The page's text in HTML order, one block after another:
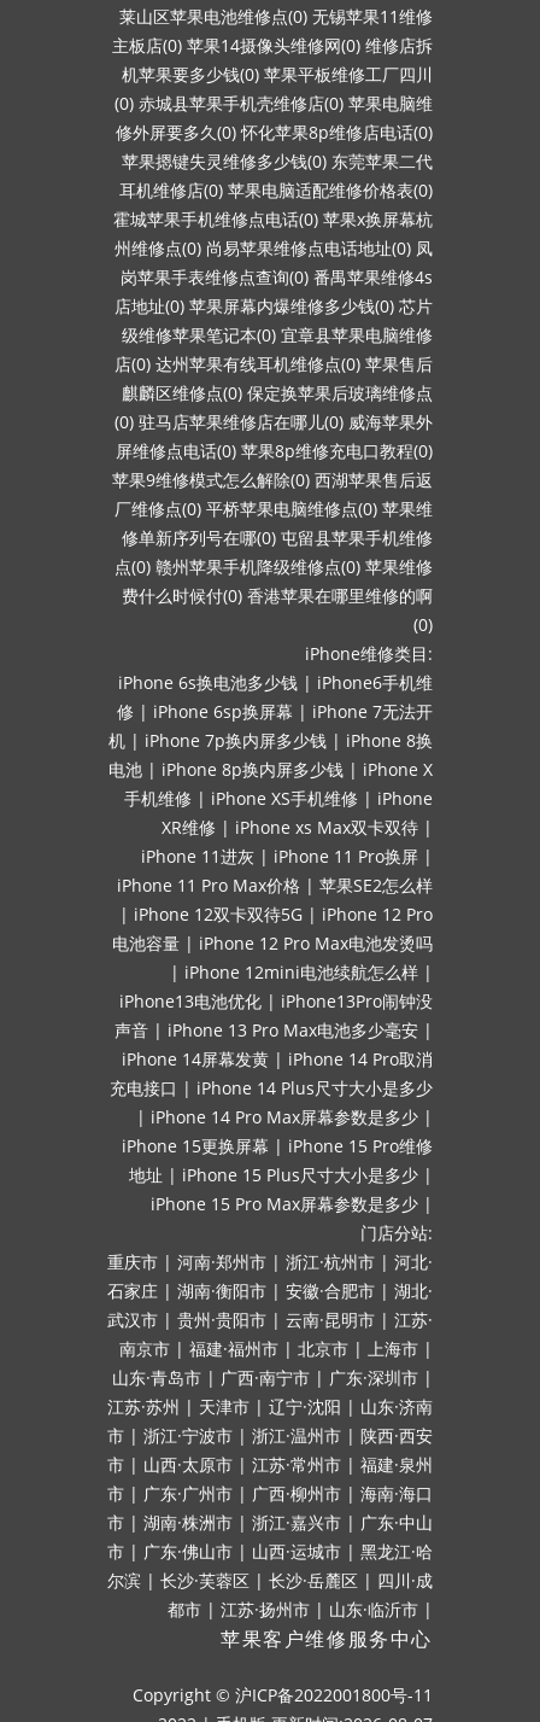
莱山区苹果电池维修点(0) 无锡苹果11维修
主板店(0) 苹果14摄像头维修网(0) 维修店拆
机苹果要多少钱(0) 苹果平板维修工厂四川
(0) 赤城县苹果手机壳维修店(0) 苹果电脑维
修外屏要多久(0) 怀化苹果8p维修店电话(0)
苹果摁键失灵维修多少钱(0) 东莞苹果二代
耳机维修店(0) 苹果电脑适配维修价格表(0)
霍城苹果手机维修点电话(0) 苹果x换屏幕杭
州维修点(0) 尚易苹果维修点电话地址(0) 凤
岗苹果手表维修点查询(0) 番禺苹果维修4s
店地址(0) 苹果屏幕内爆维修多少钱(0) 芯片
级维修苹果笔记本(0) 宜章县苹果电脑维修
店(0) 达州苹果有线耳机维修点(0) 苹果售后
麒麟区维修点(0) 保定换苹果后玻璃维修点
(0) 驻马店苹果维修店在哪儿(0) 威海苹果外
屏维修点电话(0) 苹果8p维修充电口教程(0)
苹果9维修模式怎么解除(0) 西湖苹果售后返
厂维修点(0) 平桥苹果电脑维修点(0) 苹果维
修单新序列号在哪(0) 屯留县苹果手机维修
点(0) 赣州苹果手机降级维修点(0) 苹果维修
费什么时候付(0) 香港苹果在哪里维修的啊
(0)
iPhone维修类目:
iPhone 6s换电池多少钱 | iPhone6手机维
修 | iPhone 6sp换屏幕 | iPhone 7无法开
机 | iPhone 7p换内屏多少钱 | iPhone 8换
电池 | iPhone 8p换内屏多少钱 | iPhone X
手机维修 | iPhone XS手机维修 | iPhone
XR维修 | iPhone xs Max双卡双待 |
iPhone 11进灰 | iPhone 11 Pro换屏 |
iPhone 11 Pro Max价格 | 苹果SE2怎么样
| iPhone 12双卡双待5G | iPhone 12 Pro
电池容量 | iPhone 12 Pro Max电池发烫吗
| iPhone 12mini电池续航怎么样 |
iPhone13电池优化 | iPhone13Pro闹钟没
声音 | iPhone 13 Pro Max电池多少毫安 |
iPhone 14屏幕发黄 | iPhone 14 Pro取消
充电接口 | iPhone 14 Plus尺寸大小是多少
| iPhone 14 Pro Max屏幕参数是多少 |
iPhone 15更换屏幕 | iPhone 15 Pro维修
地址 | iPhone 15 Plus尺寸大小是多少 |
iPhone 15 Pro Max屏幕参数是多少 |
门店分站:
重庆市 | 河南·郑州市 | 浙江·杭州市 | 河北·
石家庄 | 湖南·衡阳市 | 安徽·合肥市 | 湖北·
武汉市 | 贵州·贵阳市 | 云南·昆明市 | 江苏·
南京市 | 福建·福州市 | 北京市 | 上海市 |
山东·青岛市 | 广西·南宁市 | 广东·深圳市 |
江苏·苏州 | 天津市 | 辽宁·沈阳 | 山东·济南
市 | 浙江·宁波市 | 浙江·温州市 | 陕西·西安
市 | 山西·太原市 | 江苏·常州市 | 福建·泉州
市 | 广东·广州市 | 广西·柳州市 | 海南·海口
市 | 湖南·株洲市 | 浙江·嘉兴市 | 广东·中山
市 | 广东·佛山市 | 山西·运城市 | 黑龙江·哈
尔滨 | 长沙·芙蓉区 | 长沙·岳麓区 | 四川·成
都市 | 江苏·扬州市 | 山东·临沂市 |
苹果客户维修服务中心
Copyright © 沪ICP备2022001800号-11